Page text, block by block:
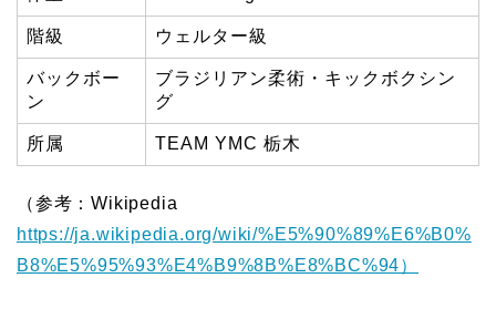
階級 ウェルター級
バックボー
ン
ブラジリアン柔術・キックボクシン
グ
所属 TEAM YMC 栃木
（参考：Wikipedia
https://ja.wikipedia.org/wiki/%E5%90%89%E6%B0%
B8%E5%95%93%E4%B9%8B%E8%BC%94）